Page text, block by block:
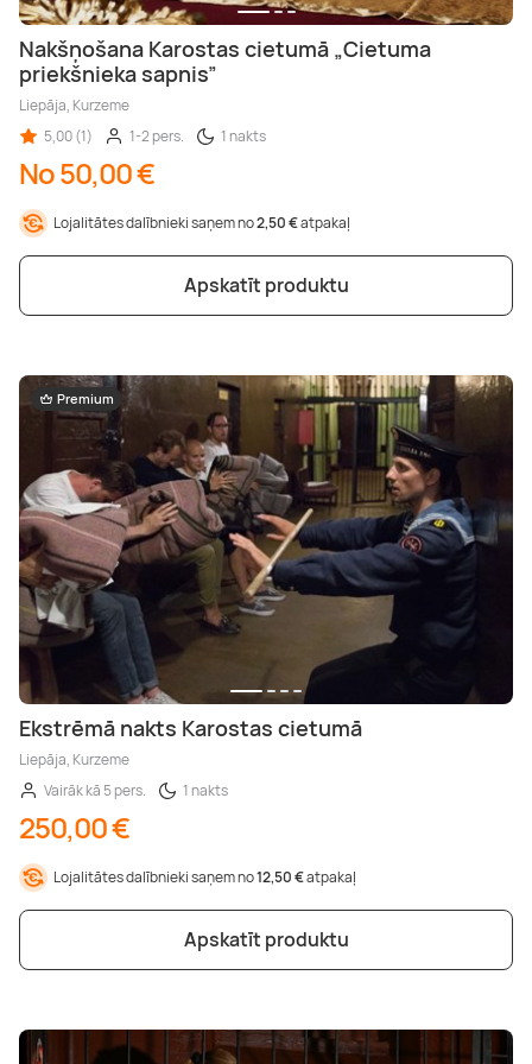
Nakšņošana Karostas cietumā „Cietuma
priekšnieka sapnis”
Liepāja, Kurzeme
5,00 (1)
1-2 pers. 1 nakts
No 50,00 €
Lojalitātes dalībnieki saņem no2,50 €atpakaļ
Apskatīt produktu
Premium
Ekstrēmā nakts Karostas cietumā
Liepāja, Kurzeme
Vairāk kā 5 pers.
1 nakts
250,00 €
Lojalitātes dalībnieki saņem no12,50 €atpakaļ
Apskatīt produktu